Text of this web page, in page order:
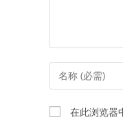
Enter
your
name
or
在此浏览器